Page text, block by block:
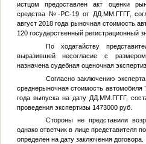
истцом предоставлен акт оценки
средства № -РС-19 от ДД.ММ.ГГГГ,
август 2018 года рыночная стоимость
120 государственный регистрационный
По ходатайству
выразившей несогласие с
назначена судебная оценочная
Согласно заключению
среднерыночная стоимость автомобиля
года выпуска на дату ДД.ММ.ГГГГ,
проведения экспертизы 1473000 руб.
Стороны не представили
однако ответчик в лице представителя
определен на дату заключения договора.